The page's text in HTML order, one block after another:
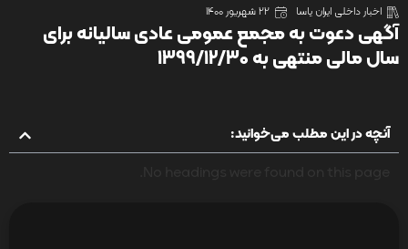
اخبار داخلی ایران یاسا 22 شهریور 1400
آگهی دعوت به مجمع عمومی عادی سالیانه برای
سال مالی منتهی به 1399/12/30
آنچه در این مطلب می‌خوانید: